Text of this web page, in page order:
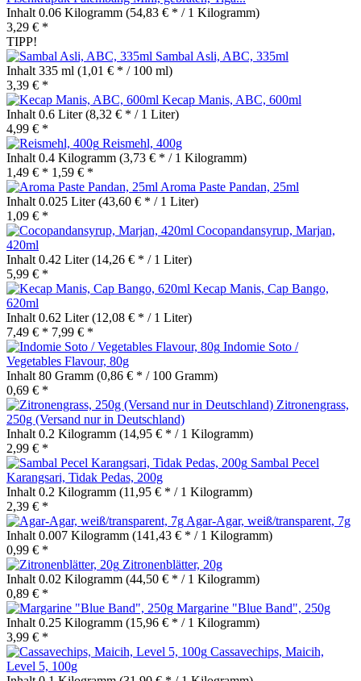
Inhalt 0.06 Kilogramm (54,83 € * / 1 Kilogramm)
3,29 € *
TIPP!
Sambal Asli, ABC, 335ml
Inhalt 335 ml (1,01 € * / 100 ml)
3,39 € *
Kecap Manis, ABC, 600ml
Inhalt 0.6 Liter(8,32 € * / 1 Liter)
4,99 € *
Reismehl, 400g
Inhalt 0.4 Kilogramm (3,73 € * / 1 Kilogramm)
1,49 € * 1,59 € *
Aroma Paste Pandan, 25ml
Inhalt 0.025 Liter(43,60 € * / 1 Liter)
1,09 € *
Cocopandansyrup, Marjan,
420ml
Inhalt 0.42 Liter(14,26 € * / 1 Liter)
5,99 € *
Kecap Manis, Cap Bango,
620ml
Inhalt 0.62 Liter(12,08 € * / 1 Liter)
7,49 € * 7,99 € *
Indomie Soto /
Vegetables Flavour, 80g
Inhalt 80 Gramm (0,86 € * / 100 Gramm)
0,69 € *
Zitronengrass,
250g (Versand nur in Deutschland)
Inhalt 0.2 Kilogramm (14,95 € * / 1 Kilogramm)
2,99 € *
Sambal Pecel
Karangsari, Tidak Pedas, 200g
Inhalt 0.2 Kilogramm (11,95 € * / 1 Kilogramm)
2,39 € *
Agar-Agar, weiß/transparent, 7g
Inhalt 0.007 Kilogramm (141,43 € * / 1 Kilogramm)
0,99 € *
Zitronenblätter, 20g
Inhalt 0.02 Kilogramm (44,50 € * / 1 Kilogramm)
0,89 € *
Margarine "Blue Band", 250g
Inhalt 0.25 Kilogramm (15,96 € * / 1 Kilogramm)
3,99 € *
Cassavechips, Maicih,
Level 5, 100g